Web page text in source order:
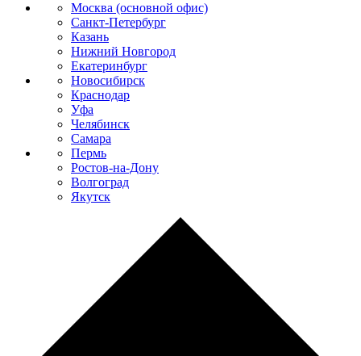
Москва (основной офис)
Санкт-Петербург
Казань
Нижний Новгород
Екатеринбург
Новосибирск
Краснодар
Уфа
Челябинск
Самара
Пермь
Ростов-на-Дону
Волгоград
Якутск